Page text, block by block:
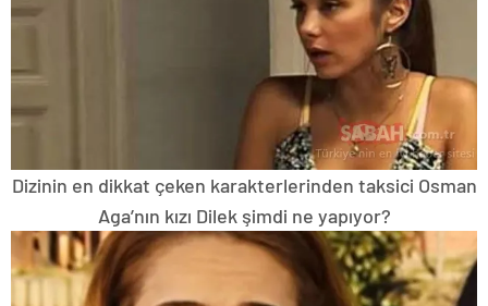
Dizinin en dikkat çeken karakterlerinden taksici Osman
Aga’nın kızı Dilek şimdi ne yapıyor?